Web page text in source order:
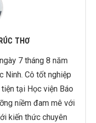
THƠ
7 tháng 8 năm
Ninh. Cô tốt nghiệp
tại Học viện Báo
niềm đam mê với
kiến thức chuyên